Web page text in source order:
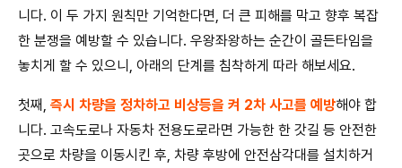
니다. 이 두 가지 원칙만 기억한다면, 더 큰 피해를 막고 향후 복잡
한 분쟁을 예방할 수 있습니다. 우왕좌왕하는 순간이 골든타임을
놓치게 할 수 있으니, 아래의 단계를 침착하게 따라 해보세요.
첫째, 즉시 차량을 정차하고 비상등을 켜 2차 사고를 예방해야 합
니다. 고속도로나 자동차 전용도로라면 가능한 한 갓길 등 안전한
곳으로 차량을 이동시킨 후, 차량 후방에 안전삼각대를 설치하거